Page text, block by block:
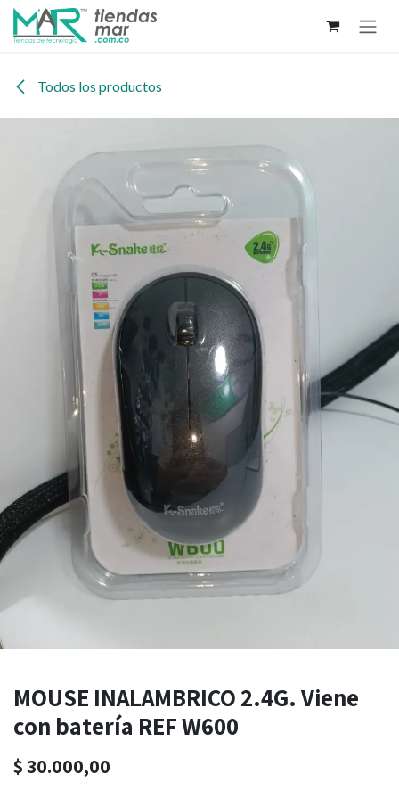
Ir al contenido
Todos los productos
MOUSE INALAMBRICO 2.4G. Viene
con batería REF W600
$30.000,00